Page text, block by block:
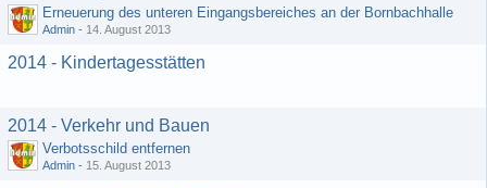
Erneuerung des unteren Eingangsbereiches an der Bornbachhalle
Admin - 14. August 2013
2014 - Kindertagesstätten
2014 - Verkehr und Bauen
Verbotsschild entfernen
Admin - 15. August 2013